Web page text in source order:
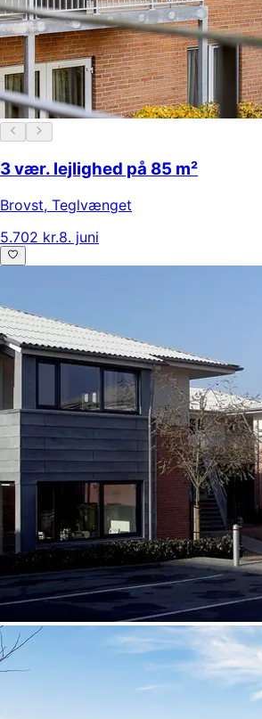
3 vær. lejlighed på 85 m²
Brovst, Teglvænget
5.702 kr.8. juni